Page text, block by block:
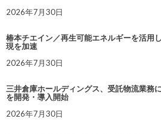
2026年7月30日
椿本チエイン／再生可能エネルギーを活用
現を加速
2026年7月30日
三井倉庫ホールディングス、受託物流業務
を開発・導入開始
2026年7月30日